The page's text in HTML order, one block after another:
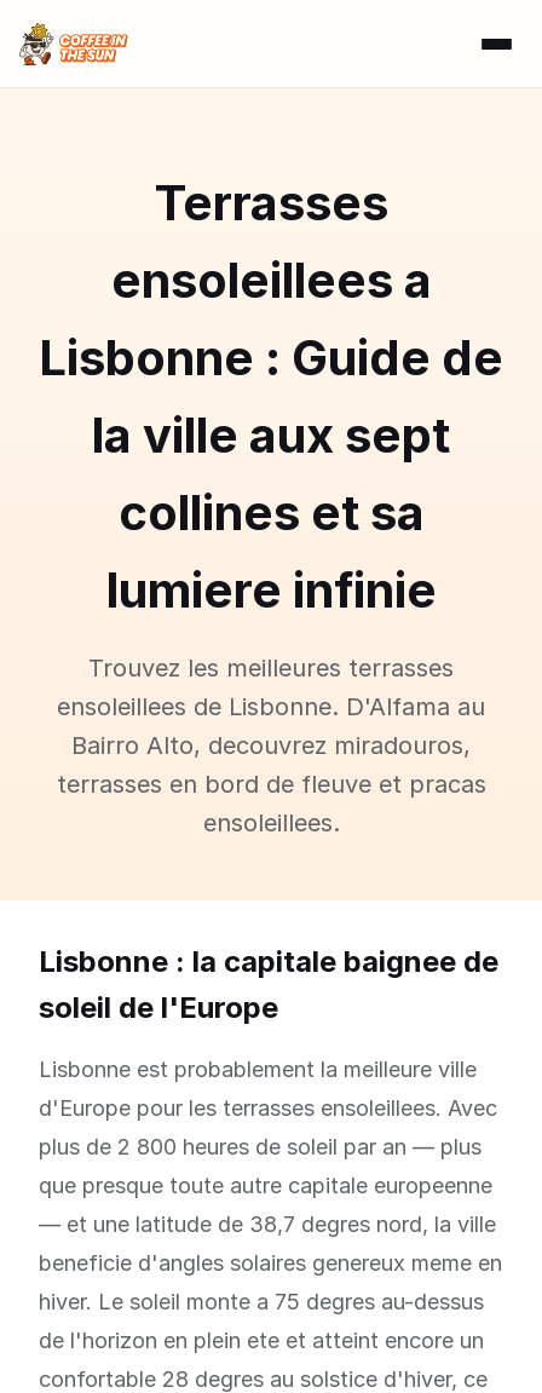
Terrasses
ensoleillees a
Lisbonne : Guide de
la ville aux sept
collines et sa
lumiere infinie
Trouvez les meilleures terrasses
ensoleillees de Lisbonne. D'Alfama au
Bairro Alto, decouvrez miradouros,
terrasses en bord de fleuve et pracas
ensoleillees.
Lisbonne : la capitale baignee de
soleil de l'Europe
Lisbonne est probablement la meilleure ville
d'Europe pour les terrasses ensoleillees. Avec
plus de 2 800 heures de soleil par an — plus
que presque toute autre capitale europeenne
— et une latitude de 38,7 degres nord, la ville
beneficie d'angles solaires genereux meme en
hiver. Le soleil monte a 75 degres au-dessus
de l'horizon en plein ete et atteint encore un
confortable 28 degres au solstice d'hiver, ce